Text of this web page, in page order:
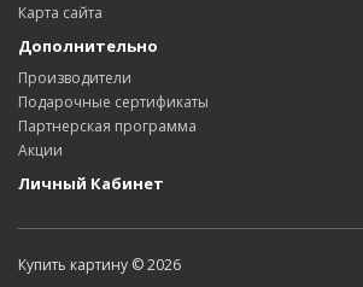
Карта сайта
Дополнительно
Производители
Подарочные сертификаты
Партнерская программа
Акции
Личный Кабинет
Купить картину © 2026